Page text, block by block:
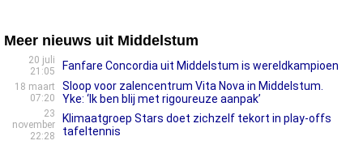
Meer nieuws uit Middelstum
20 juli
21:05
Fanfare Concordia uit Middelstum is wereldkampioen
18 maart
07:20
Sloop voor zalencentrum Vita Nova in Middelstum.
Yke: ‘Ik ben blij met rigoureuze aanpak’
23
november
22:28
Klimaatgroep Stars doet zichzelf tekort in play-offs
tafeltennis